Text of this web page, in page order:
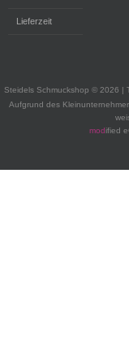
Lieferzeit
Steidels Schmuckshop © 2026 |
Aufgrund des
modified